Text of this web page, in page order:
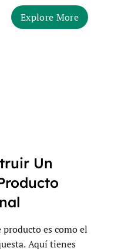
Explore More
Un
es como el
Aquí tienes